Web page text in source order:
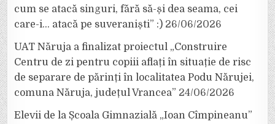
cum se atacă singuri, fără să-și dea seama, cei
care-i… atacă pe suveraniști” :) 26/06/2026
UAT Năruja a finalizat proiectul „Construire
Centru de zi pentru copiii aflați în situație de risc
de separare de părinți în localitatea Podu Nărujei,
comuna Năruja, județul Vrancea” 24/06/2026
Elevii de la Școala Gimnazială „Ioan Cîmpineanu”